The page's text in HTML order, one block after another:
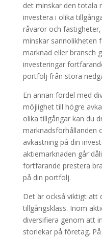
det minskar den totala
investera i olika
råvaror och
minskar sannolikheten
marknad eller bransch
investeringar
portfölj från stora
En annan fördel med
möjlighet till högre
olika tillgångar kan du
marknadsförhållanden
avkastning på din
aktiemarknaden går
fortfarande prestera
på din portfölj.
Det är också viktigt att
tillgångsklass. Inom
diversifiera genom att
storlekar på företag.